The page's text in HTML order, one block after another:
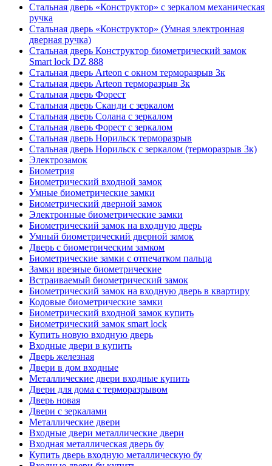
Стальная дверь «Конструктор» с зеркалом механическая
ручка
Стальная дверь «Конструктор» (Умная электронная
дверная ручка)
Стальная дверь Конструктор биометрический замок
Smart lock DZ 888
Стальная дверь Arteon с окном терморазрыв 3к
Стальная дверь Arteon терморазрыв 3к
Стальная дверь Форест
Стальная дверь Сканди с зеркалом
Стальная дверь Солана с зеркалом
Стальная дверь Форест с зеркалом
Стальная дверь Норильск терморазрыв
Стальная дверь Норильск с зеркалом (терморазрыв 3к)
Электрозамок
Биометрия
Биометрический входной замок
Умные биометрические замки
Биометрический дверной замок
Электронные биометрические замки
Биометрический замок на входную дверь
Умный биометрический дверной замок
Дверь с биометрическим замком
Биометрические замки с отпечатком пальца
Замки врезные биометрические
Встраиваемый биометрический замок
Биометрический замок на входную дверь в квартиру
Кодовые биометрические замки
Биометрический входной замок купить
Биометрический замок smart lock
Купить новую входную дверь
Входные двери в купить
Дверь железная
Двери в дом входные
Металлические двери входные купить
Двери для дома с терморазрывом
Дверь новая
Двери с зеркалами
Металлические двери
Входные двери металлические двери
Входная металлическая дверь бу
Купить дверь входную металлическую бу